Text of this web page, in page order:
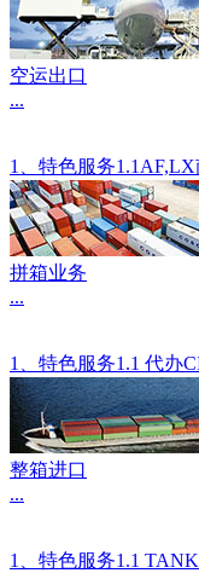
空运出口
...
1、特色服务
拼箱业务
...
1、特色服务1.1 代办
整箱进口
...
1、特色服务1.1